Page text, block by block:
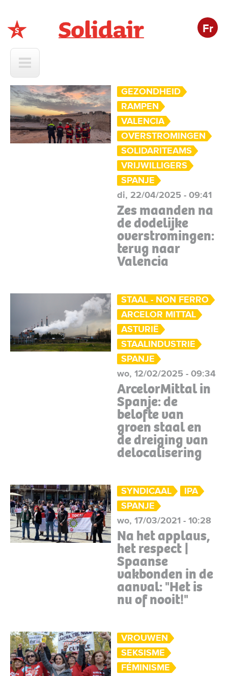
Fr
GEZONDHEID
RAMPEN
VALENCIA
OVERSTROMINGEN
SOLIDARITEAMS
VRIJWILLIGERS
SPANJE
di, 22/04/2025 - 09:41
Zes maanden na
de dodelijke
overstromingen:
terug naar
Valencia
STAAL - NON FERRO
ARCELOR MITTAL
ASTURIË
STAALINDUSTRIE
SPANJE
wo, 12/02/2025 - 09:34
ArcelorMittal in
Spanje: de
belofte van
groen staal en
de dreiging van
delocalisering
SYNDICAAL
IPA
SPANJE
wo, 17/03/2021 - 10:28
Na het applaus,
het respect |
Spaanse
vakbonden in de
aanval: "Het is
nu of nooit!"
VROUWEN
SEKSISME
FÉMINISME